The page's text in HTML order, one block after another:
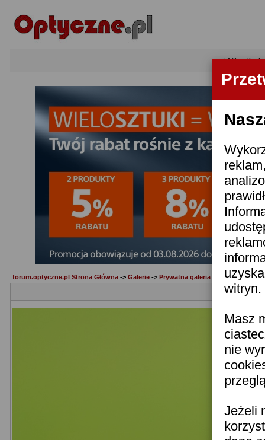
witryn.
Masz
nie
Jeżeli
•FAQ•
forum.optyczne.pl Strona Główna -> Galerie -> Prywatna galeria Raftik